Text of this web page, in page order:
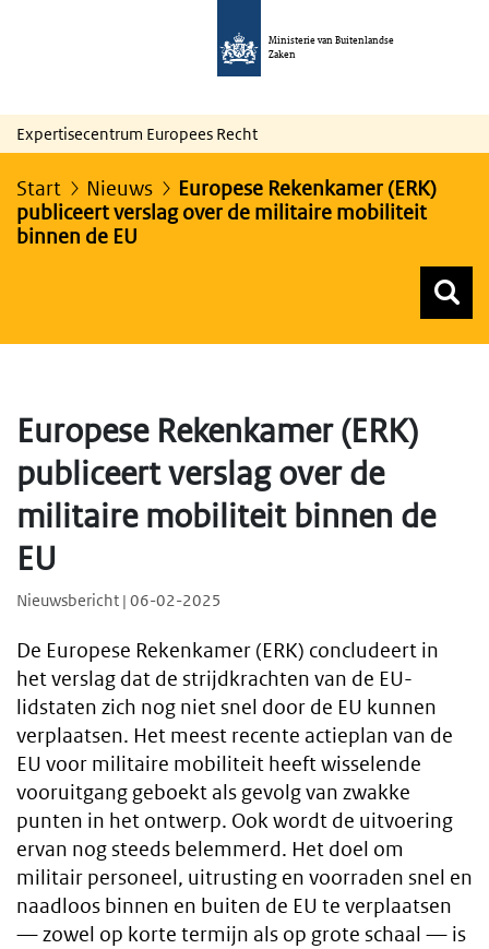
Ministerie van Buitenlandse
Zaken
Expertisecentrum Europees Recht
Start Nieuws
Europese Rekenkamer (ERK)
publiceert verslag over de militaire mobiliteit
binnen de EU
Europese Rekenkamer (ERK)
publiceert verslag over de
militaire mobiliteit binnen de
EU
Nieuwsbericht | 06-02-2025
De Europese Rekenkamer (ERK) concludeert in
het verslag dat de strijdkrachten van de EU-
lidstaten zich nog niet snel door de EU kunnen
verplaatsen. Het meest recente actieplan van de
EU voor militaire mobiliteit heeft wisselende
vooruitgang geboekt als gevolg van zwakke
punten in het ontwerp. Ook wordt de uitvoering
ervan nog steeds belemmerd. Het doel om
militair personeel, uitrusting en voorraden snel en
naadloos binnen en buiten de EU te verplaatsen
— zowel op korte termijn als op grote schaal — is